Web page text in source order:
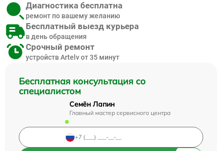
Бесплатная консультация со
специалистом
Семён Лапин
Главный мастер сервисного центра
Диагностика бесплатна
ремонт по вашему желанию
Бесплатный выезд курьера
в день обращения
Срочный ремонт
устройств Artelv от 35 минут